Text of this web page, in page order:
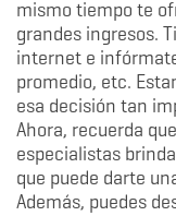
mismo tiempo te
grandes ingresos.
internet e
promedio, etc.
esa decisión tan
Ahora, recuerda
especialistas
que puede darte
Además, puedes